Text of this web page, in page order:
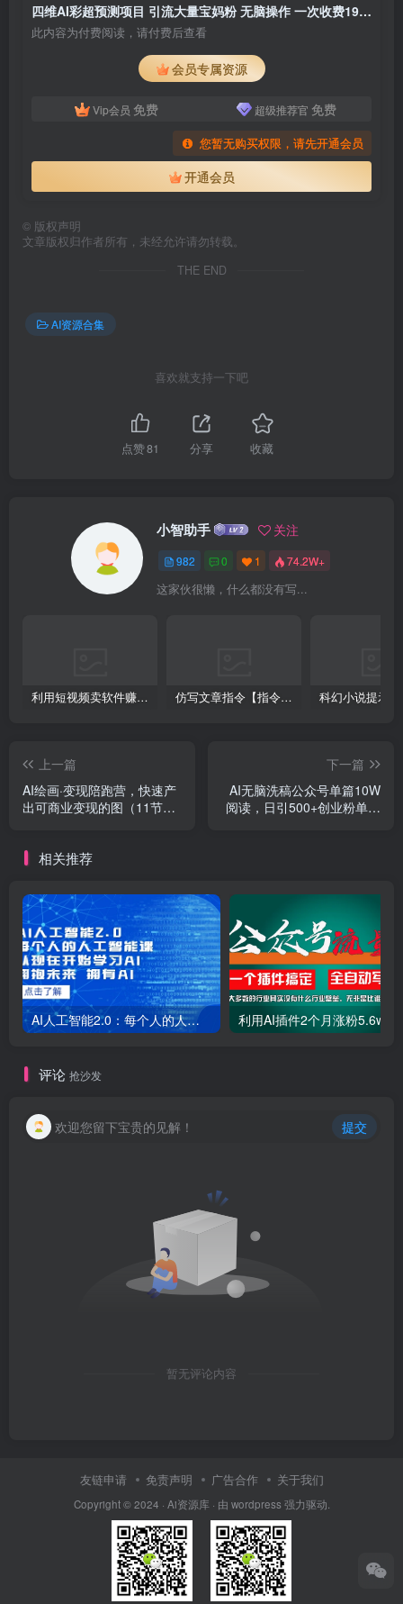
四维AI彩超预测项目 引流大量宝妈粉 无脑操作 一次收费19-49 私域二次变现
此内容为付费阅读，请付费后查看
会员专属资源
Vip会员 免费 超级推荐官 免费
您暂无购买权限，请先开通会员
开通会员
© 版权声明
文章版权归作者所有，未经允许请勿转载。
THE END
AI资源合集
喜欢就支持一下吧
点赞81 分享 收藏
小智助手 关注
982 0 1 74.2W+
这家伙很懒，什么都没有写...
利用短视频卖软件赚钱，新手小白轻松月入10000+！ 仿写文章指令【指令+教程】
上一篇
AI绘画·变现陪跑营，快速产
出可商业变现的图（11节
下一篇
AI无脑洗稿公众号单篇10W
阅读，日引500+创业粉单日
相关推荐
AI人工智能2.0：每个人的人工智能课：从现在开始学习AI（38节课）
评论 抢沙发
欢迎您留下宝贵的见解！ 提交
暂无评论内容
友链申请 免责声明 广告合作 关于我们
Copyright © 2024 · Ai资源库 · 由 wordpress 强力驱动.